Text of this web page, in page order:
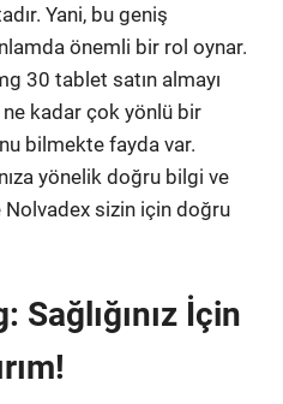
Yani, bu geniş
önemli bir rol oynar.
30 tablet satın almayı
ne kadar çok yönlü bir
bilmekte fayda var.
yönelik doğru bilgi ve
sizin için doğru
Sağlığınız İçin